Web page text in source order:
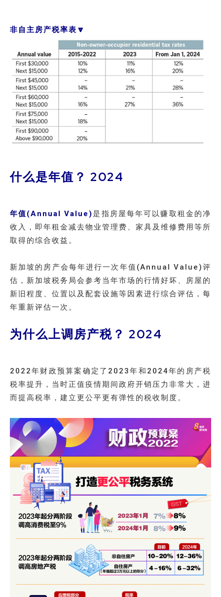
非自主房产税率表🔽
什么是年值？ 2024
年值(Annual Value) 是指房屋每年可以赚取租金的净
收入，即年租金减去物业管理费、家具及维修费用等所
取得的综合收益。
新加坡的房产会每年进行一次年值(Annual Value)评
估，新加坡税务局会参考当年市场的行情好坏、房屋的
新旧程度、位置以及配套设施等因素进行综合评估，每
年重新评估一次。
为什么上调房产税？ 2024
2022年财政预算案确定了2023年和2024年的房产税
税率提升，当时正值疫情期间政府开销压力非常大，进
而提高税率，建立更公平更有弹性的税收制度。